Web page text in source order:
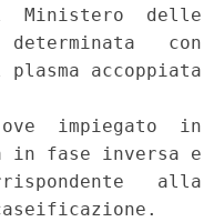
il  Ministero  delle
con
accoppiata
impiegato  in
in fase inversa e
alla